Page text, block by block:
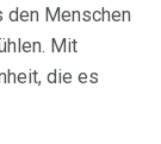
den Menschen
Mit
die es